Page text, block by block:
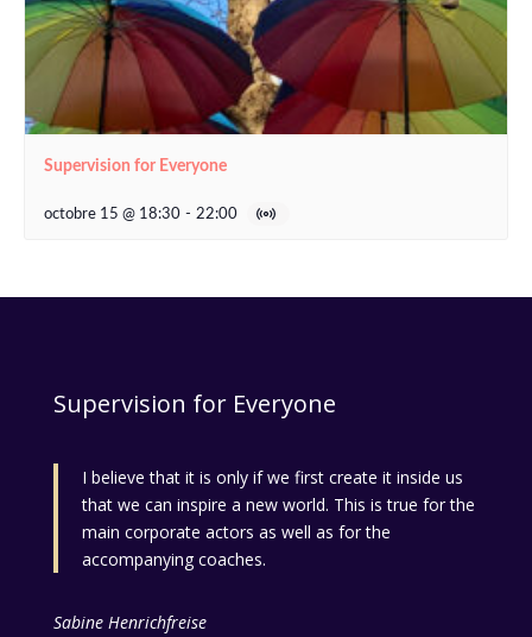
Supervision for Everyone
octobre 15 @ 18:30 - 22:00
Supervision for Everyone
I believe that it is only if we first create it inside us
that we can inspire a new world. This is true for the
main corporate actors as well as for the
accompanying coaches.
Sabine Henrichfreise